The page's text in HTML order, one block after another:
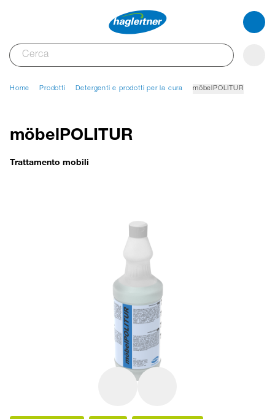
Home Prodotti Detergenti e prodotti per la cura möbelPOLITUR
möbelPOLITUR
Trattamento mobili